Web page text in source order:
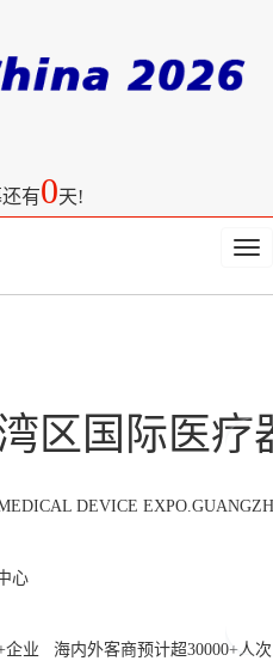
有0天!
区国际医疗
DEVICE
心
业 海内外客商预计超30000+人次